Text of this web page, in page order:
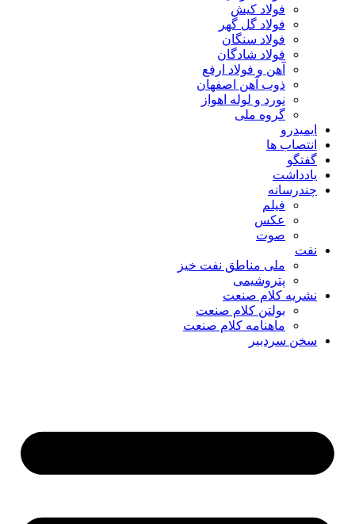
فولاد کیش
فولاد گل گهر
فولاد سنگان
فولاد شادگان
آهن و فولاد ارفع
ذوب آهن اصفهان
نورد و لوله اهواز
گروه ملی
ایمیدرو
انتصاب ها
گفتگو
یادداشت
چندرسانه
فیلم
عکس
صوت
نفت
ملی مناطق نفت خیز
پتروشیمی
نشریه کلام صنعت
بولتن کلام صنعت
ماهنامه کلام صنعت
سخن سردبیر